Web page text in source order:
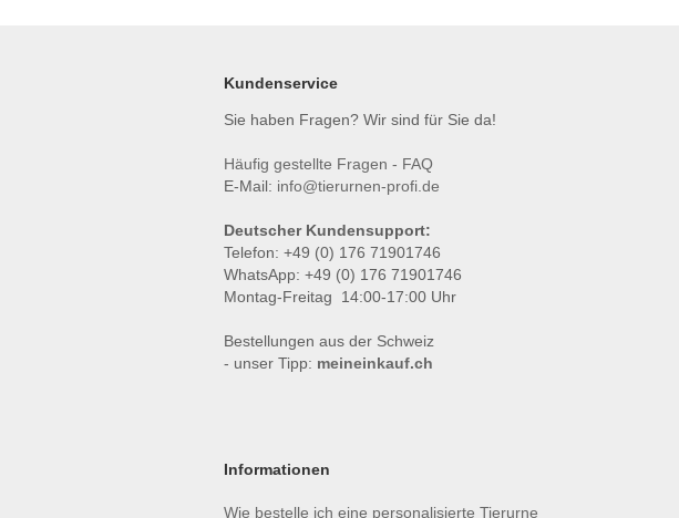
Kundenservice
Sie haben Fragen? Wir sind für Sie da!
Häufig gestellte Fragen - FAQ
E-Mail: info@tierurnen-profi.de
Deutscher Kundensupport:
Telefon: +49 (0) 176 71901746
WhatsApp: +49 (0) 176 71901746
Montag-Freitag 14:00-17:00 Uhr
Bestellungen aus der Schweiz
- unser Tipp: meineinkauf.ch
Informationen
Wie bestelle ich eine personalisierte Tierurne